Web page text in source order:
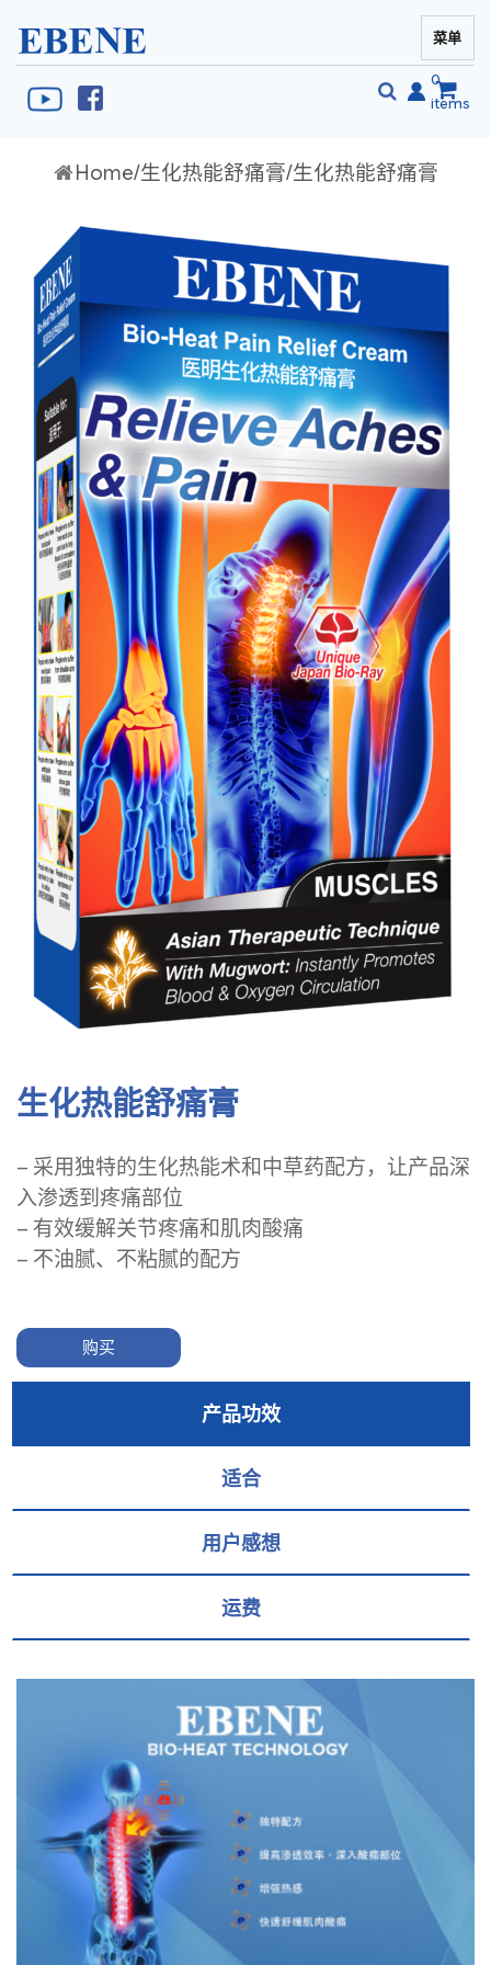
EBENE Singapore
0
items
菜单
Home/生化热能舒痛膏/生化热能舒痛膏
生化热能舒痛膏
– 采用独特的生化热能术和中草药配方，让产品深
入渗透到疼痛部位
– 有效缓解关节疼痛和肌肉酸痛
– 不油腻、不粘腻的配方
购买
产品功效
适合
用户感想
运费